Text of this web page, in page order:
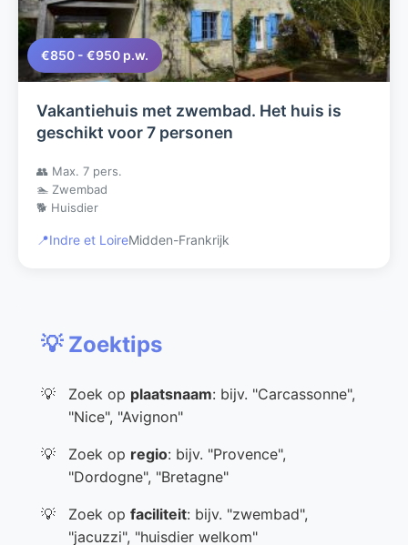
€850 - €950 p.w.
Vakantiehuis met zwembad. Het huis is
geschikt voor 7 personen
👥 Max. 7 pers.
🏊 Zwembad
🐕 Huisdier
📍Indre et LoireMidden-Frankrijk
💡 Zoektips
Zoek op plaatsnaam: bijv. "Carcassonne",
"Nice", "Avignon"
Zoek op regio: bijv. "Provence",
"Dordogne", "Bretagne"
Zoek op faciliteit: bijv. "zwembad",
"jacuzzi", "huisdier welkom"